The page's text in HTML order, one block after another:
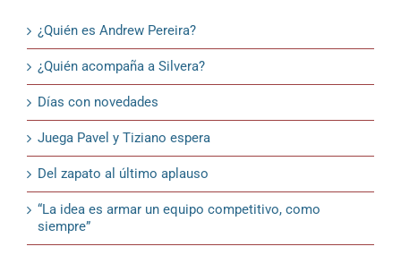
¿Quién es Andrew Pereira?
¿Quién acompaña a Silvera?
Días con novedades
Juega Pavel y Tiziano espera
Del zapato al último aplauso
“La idea es armar un equipo competitivo, como
siempre”